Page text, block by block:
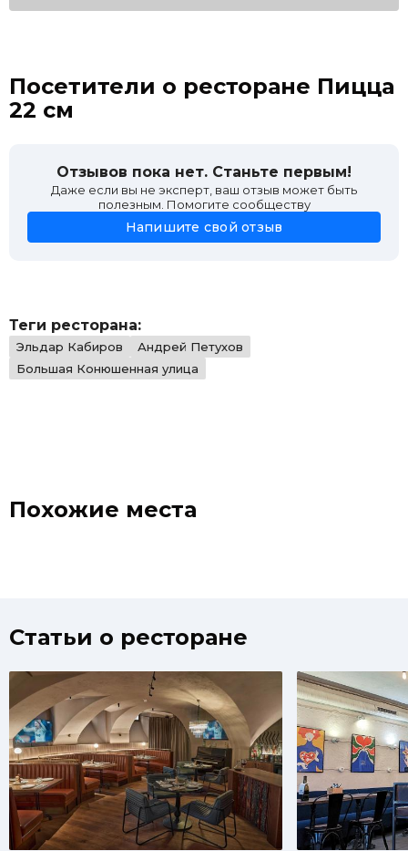
Посетители о ресторане Пицца
22 см
Отзывов пока нет. Станьте первым!
Даже если вы не эксперт, ваш отзыв может быть
полезным. Помогите сообществу
Напишите свой отзыв
Теги ресторана:
Эльдар Кабиров
Андрей Петухов
Большая Конюшенная улица
Похожие места
Статьи о ресторане